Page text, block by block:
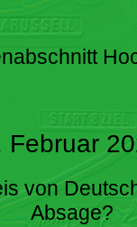
Februar
von
Absage?